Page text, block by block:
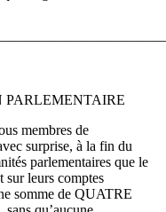
PARLEMENTAIRE
membres de
surprise, à la fin du
parlementaires que le
sur leurs comptes
somme de QUATRE